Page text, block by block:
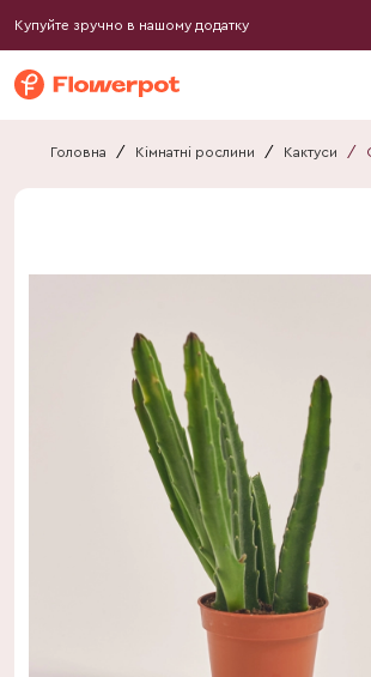
Купуйте зручно в нашому додатку
Головна / Кімнатні рослини / Кактуси /